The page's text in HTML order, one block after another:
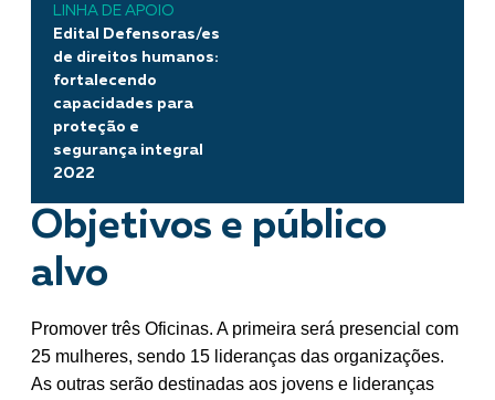
LINHA DE APOIO
Edital Defensoras/es
de direitos humanos:
fortalecendo
capacidades para
proteção e
segurança integral
2022
Objetivos e público
alvo
Promover três Oficinas. A primeira será presencial com
25 mulheres, sendo 15 lideranças das organizações.
As outras serão destinadas aos jovens e lideranças